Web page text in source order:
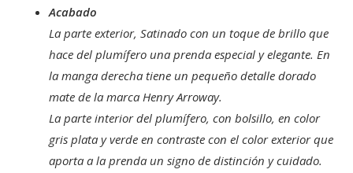
Acabado
La parte exterior, Satinado con un toque de brillo que
hace del plumífero una prenda especial y elegante. En
la manga derecha tiene un pequeño detalle dorado
mate de la marca Henry Arroway.
La parte interior del plumífero, con bolsillo, en color
gris plata y verde en contraste con el color exterior que
aporta a la prenda un signo de distinción y cuidado.